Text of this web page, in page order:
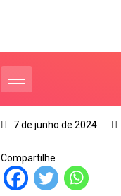
7 de junho de 2024
Compartilhe